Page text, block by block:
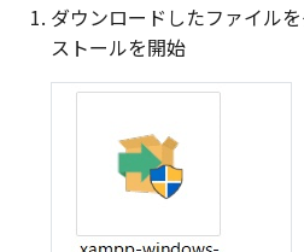
ダウンロードしたファイル
ストールを開始